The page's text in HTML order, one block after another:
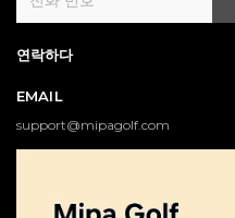
연락하다
EMAIL
support@mipagolf.com